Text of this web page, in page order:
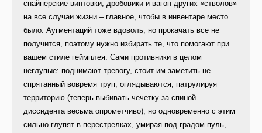
снайперские винтовки, дробовики и вагон других «стволов»
на все случаи жизни – главное, чтобы в инвентаре место
было. Аугментаций тоже вдоволь, но прокачать все не
получится, поэтому нужно избирать те, что помогают при
вашем стиле геймплея. Сами противники в целом
неглупые: поднимают тревогу, стоит им заметить не
спрятанный вовремя труп, оглядываются, патрулируя
территорию (теперь выбивать чечетку за спиной
диссидента весьма опрометчиво), но одновременно с этим
сильно глупят в перестрелках, умирая под градом пуль,